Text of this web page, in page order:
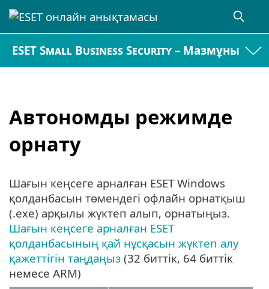
ESET Small Business Security – Мазмұны
Автономды режимде
орнату
Шағын кеңсеге арналған ESET Windows
қолданбасын төмендегі офлайн орнатқыш
(.exe) арқылы жүктеп алып, орнатыңыз.
Шағын кеңсеге арналған ESET
қолданбасының қай нұсқасын жүктеп алу
қажеттігін таңдаңыз (32 биттік, 64 биттік
немесе ARM)